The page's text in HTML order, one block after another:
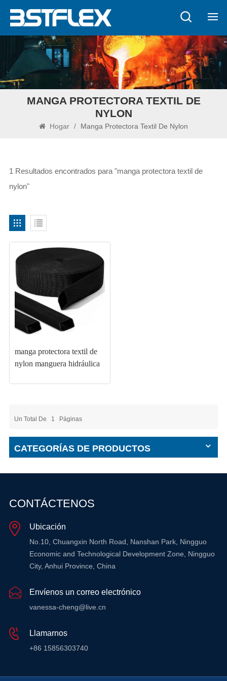
MANGA PROTECTORA TEXTIL DE
NYLON
Hogar / Manga Protectora Textil De Nylon
1 Resultados encontrados para "manga protectora textil de
nylon"
manga protectora textil de
nylon manguera hidráulica
Un Total De 1 Páginas
CATEGORÍAS DE PRODUCTOS
CONTÁCTENOS
Ubicación
No.10, Chuangxin North Road, Nanshan Park, Ningguo
Economic and Technological Development Zone, Ningguo
City, Anhui Province, China
Envíenos un correo electrónico
vanessa-cheng@live.cn
Llamarnos
+86 15856303740